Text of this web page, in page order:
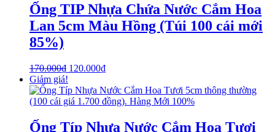
Ống TIP Nhựa Chứa Nước Cắm Hoa
Lan 5cm Màu Hồng (Túi 100 cái mới
85%)
170.000₫ 120.000₫
Giảm giá!
Ống Típ Nhựa Nước Cắm Hoa Tươi